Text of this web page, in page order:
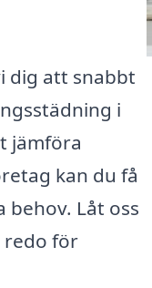
dig att snabbt
i
jämföra
kan du få
Låt oss
redo för